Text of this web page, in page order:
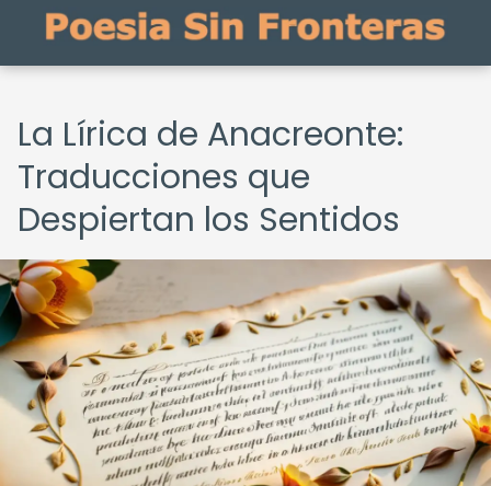
La Lírica de Anacreonte:
Traducciones que
Despiertan los Sentidos